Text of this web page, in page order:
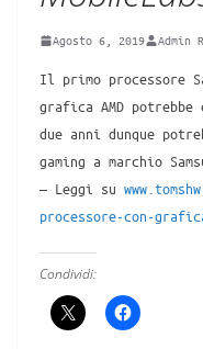
Agosto 6, 2019 Admin
Il primo processore
grafica AMD
due anni dunque
gaming a marchio
— Leggi su
processore-con-
Condividi: